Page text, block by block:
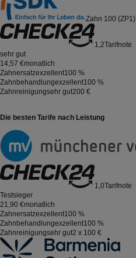
Zahn 100 (ZP1)
1,2Tarifnote
sehr gut
14,57 €monatlich
Zahnersatzexzellent100 %
Zahnbehandlungexzellent100 %
Zahnreinigungsehr gut200 €
Die besten Tarife nach Leistung
1,0Tarifnote
Testsieger
21,90 €monatlich
Zahnersatzexzellent100 %
Zahnbehandlungexzellent100 %
Zahnreinigungsehr gut2 x 100 €